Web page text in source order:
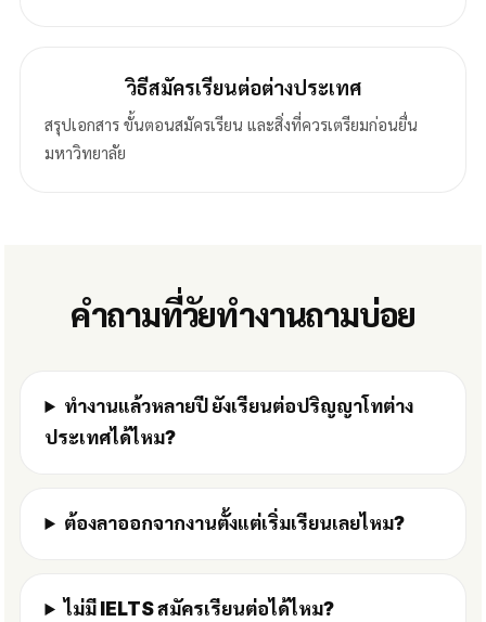
วิธีสมัครเรียนต่อต่างประเทศ
สรุปเอกสาร ขั้นตอนสมัครเรียน และสิ่งที่ควรเตรียมก่อนยื่น
มหาวิทยาลัย
คำถามที่วัยทำงานถามบ่อย
ทำงานแล้วหลายปี ยังเรียนต่อปริญญาโทต่าง
ประเทศได้ไหม?
ต้องลาออกจากงานตั้งแต่เริ่มเรียนเลยไหม?
ไม่มี IELTS สมัครเรียนต่อได้ไหม?